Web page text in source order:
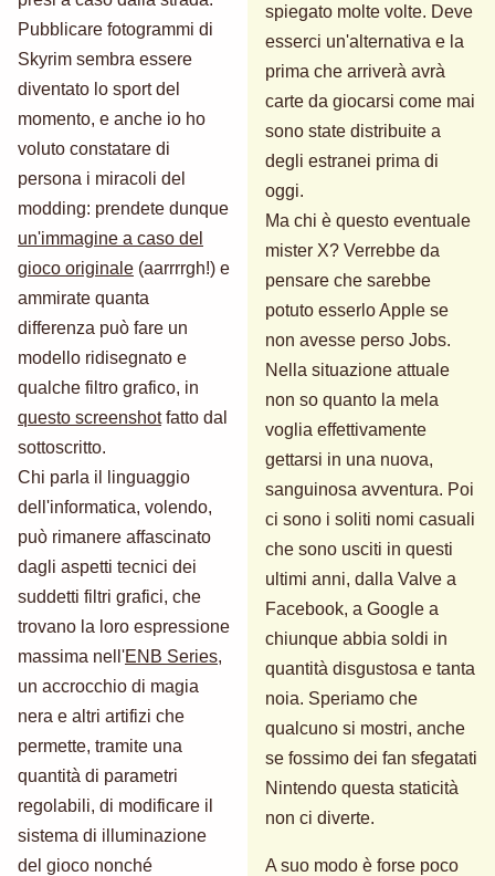
Pubblicare fotogrammi di
Skyrim sembra essere
diventato lo sport del
momento, e anche io ho
voluto constatare di
persona i miracoli del
modding: prendete dunque
un'immagine a caso del
gioco originale (aarrrrgh!) e
ammirate quanta
differenza può fare un
modello ridisegnato e
qualche filtro grafico, in
questo screenshotfatto dal
sottoscritto.
Chi parla il linguaggio
dell'informatica, volendo,
può rimanere affascinato
dagli aspetti tecnici dei
suddetti filtri grafici, che
trovano la loro espressione
massima nell'ENB Series,
un accrocchio di magia
nera e altri artifizi che
permette, tramite una
quantità di parametri
regolabili, di modificare il
sistema di illuminazione
del gioco nonché
spiegato molte volte. Deve
esserci un'alternativa e la
prima che arriverà avrà
carte da giocarsi come mai
sono state distribuite a
degli estranei prima di
oggi.
Ma chi è questo eventuale
mister X? Verrebbe da
pensare che sarebbe
potuto esserlo Apple se
non avesse perso Jobs.
Nella situazione attuale
non so quanto la mela
voglia effettivamente
gettarsi in una nuova,
sanguinosa avventura. Poi
ci sono i soliti nomi casuali
che sono usciti in questi
ultimi anni, dalla Valve a
Facebook, a Google a
chiunque abbia soldi in
quantità disgustosa e tanta
noia. Speriamo che
qualcuno si mostri, anche
se fossimo dei fan sfegatati
Nintendo questa staticità
non ci diverte.
A suo modo è forse poco